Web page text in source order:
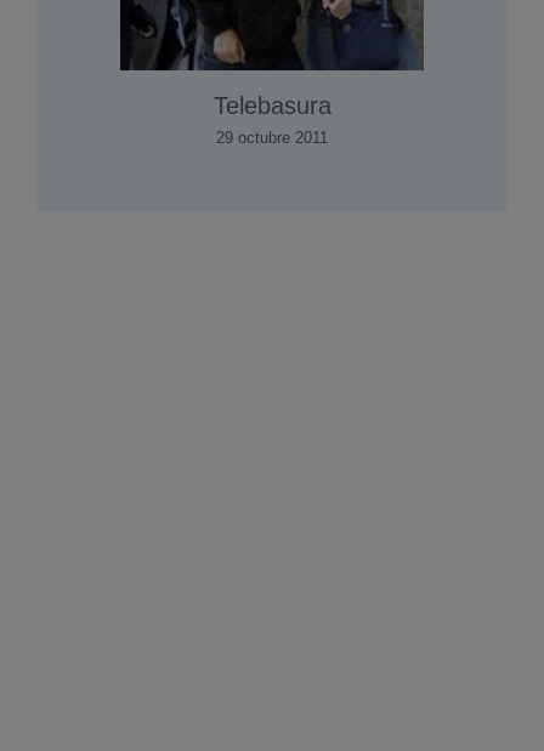
Telebasura
29 octubre 2011